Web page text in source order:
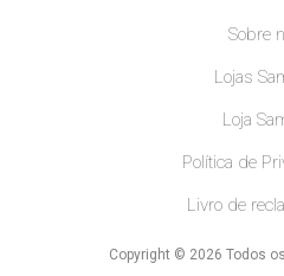
Sobre
Lojas
Loja
Política de
Livro de
Copyright © 2026 Todos